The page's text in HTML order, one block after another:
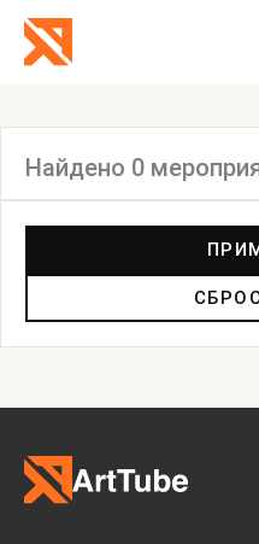
Найдено 0
Дискуссия
Пост-релиз
Пресс-